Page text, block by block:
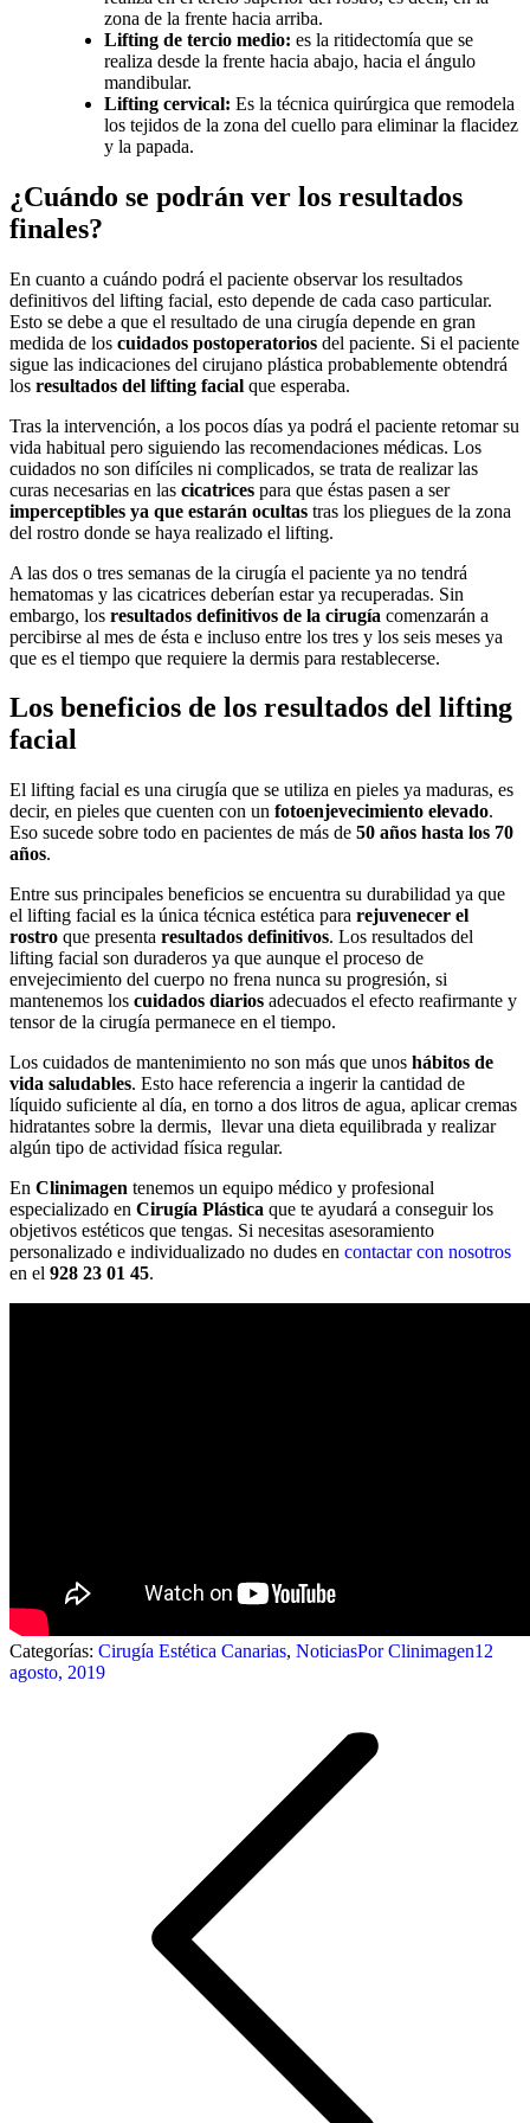
zona de la frente hacia arriba.
Lifting de tercio medio: es la ritidectomía que se
realiza desde la frente hacia abajo, hacia el ángulo
mandibular.
Lifting cervical: Es la técnica quirúrgica que remodela
los tejidos de la zona del cuello para eliminar la flacidez
y la papada.
¿Cuándo se podrán ver los resultados
finales?
En cuanto a cuándo podrá el paciente observar los resultados
definitivos del lifting facial, esto depende de cada caso particular.
Esto se debe a que el resultado de una cirugía depende en gran
medida de los cuidados postoperatorios del paciente. Si el paciente
sigue las indicaciones del cirujano plástica probablemente obtendrá
los resultados del lifting facial que esperaba.
Tras la intervención, a los pocos días ya podrá el paciente retomar su
vida habitual pero siguiendo las recomendaciones médicas. Los
cuidados no son difíciles ni complicados, se trata de realizar las
curas necesarias en las cicatrices para que éstas pasen a ser
imperceptibles ya que estarán ocultas tras los pliegues de la zona
del rostro donde se haya realizado el lifting.
A las dos o tres semanas de la cirugía el paciente ya no tendrá
hematomas y las cicatrices deberían estar ya recuperadas. Sin
embargo, los resultados definitivos de la cirugía comenzarán a
percibirse al mes de ésta e incluso entre los tres y los seis meses ya
que es el tiempo que requiere la dermis para restablecerse.
Los beneficios de los resultados del lifting
facial
El lifting facial es una cirugía que se utiliza en pieles ya maduras, es
decir, en pieles que cuenten con un fotoenjevecimiento elevado.
Eso sucede sobre todo en pacientes de más de 50 años hasta los 70
años.
Entre sus principales beneficios se encuentra su durabilidad ya que
el lifting facial es la única técnica estética para rejuvenecer el
rostro que presenta resultados definitivos. Los resultados del
lifting facial son duraderos ya que aunque el proceso de
envejecimiento del cuerpo no frena nunca su progresión, si
mantenemos los cuidados diarios adecuados el efecto reafirmante y
tensor de la cirugía permanece en el tiempo.
Los cuidados de mantenimiento no son más que unos hábitos de
vida saludables. Esto hace referencia a ingerir la cantidad de
líquido suficiente al día, en torno a dos litros de agua, aplicar cremas
hidratantes sobre la dermis, llevar una dieta equilibrada y realizar
algún tipo de actividad física regular.
En Clinimagen tenemos un equipo médico y profesional
especializado en Cirugía Plástica que te ayudará a conseguir los
objetivos estéticos que tengas. Si necesitas asesoramiento
personalizado e individualizado no dudes en contactar con nosotros
en el 928 23 01 45.
Categorías: Cirugía Estética Canarias, NoticiasPorClinimagen12
agosto, 2019